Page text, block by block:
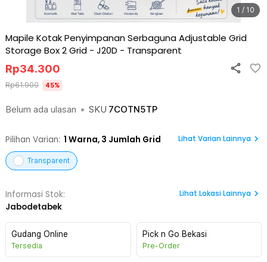
1 / 10
Mapile Kotak Penyimpanan Serbaguna Adjustable Grid
Storage Box 2 Grid - J20D - Transparent
Belum ada ulasan • SKU 7COTN5TP
Rp34.300
Rp61.900 45%
Pilihan Varian: 1 Warna, 3 Jumlah Grid Lihat Varian Lainnya
Transparent
Informasi Stok:
Jabodetabek
Lihat Lokasi Lainnya
Gudang Online
Tersedia
Pick n Go Bekasi
Pre-Order